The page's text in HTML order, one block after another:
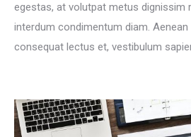
egestas, at volutpat metus dignissim
interdum condimentum diam. Aenean
consequat lectus et, vestibulum